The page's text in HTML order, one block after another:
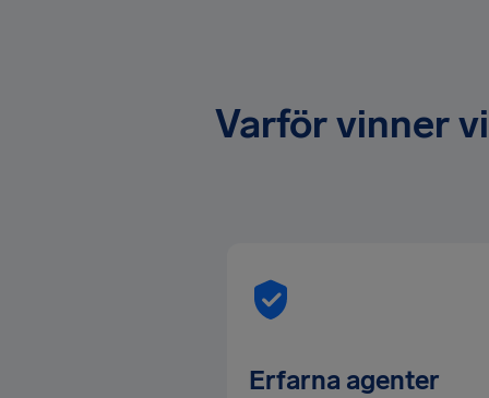
Varför vinner
Erfarna agenter